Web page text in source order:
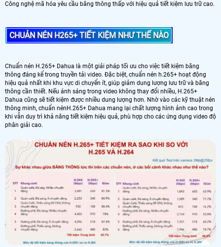
Công nghệ mã hóa yêu cầu băng thông thấp với hiệu quả tiết kiệm lưu trữ cao.
CHUẢN NÉN H265+ TIẾT KIỆM NHƯ THẾ NÀO
Chuẩn nén H.265+ Dahua là một giải pháp tối ưu cho việc tiết kiệm băng
thông đáng kể trong truyền tải video. Đặc biệt, chuẩn nén h.265+ hoạt động
hiệu quả nhất khi khu vực di chuyển ít, giúp giảm dung lượng lưu trữ và băng
thông cần thiết. Nếu ánh sáng trong video không thay đổi nhiều, H.265+
Dahua cũng sẽ tiết kiệm được nhiều dung lượng hơn. Nhờ vào các kỹ thuật nén
thông minh, chuẩn nénH.265+ Dahua mang lại chất lượng hình ảnh cao trong
khi vẫn duy trì khả năng tiết kiệm hiệu quả, phù hợp cho các ứng dụng video độ
phân giải cao.